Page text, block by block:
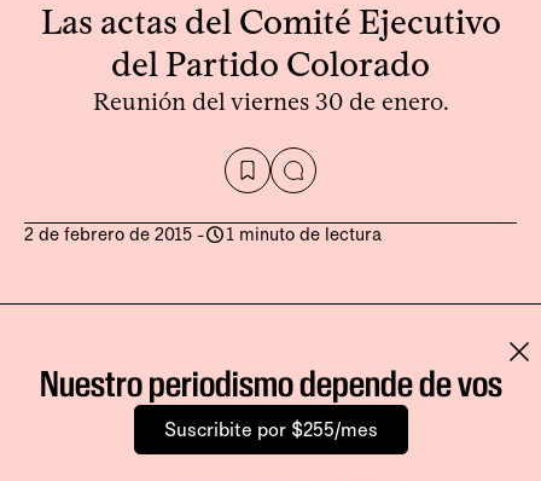
Las actas del Comité Ejecutivo
del Partido Colorado
Reunión del viernes 30 de enero.
2 de febrero de 2015 - 1 minuto de lectura
Nuestro periodismo depende de vos
Suscribite por $255/mes